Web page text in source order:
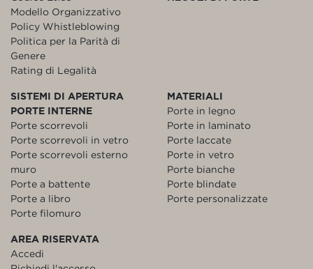
Modello Organizzativo
Policy Whistleblowing
Politica per la Parità di
Genere
Rating di Legalità
SISTEMI DI APERTURA
PORTE INTERNE
Porte scorrevoli
Porte scorrevoli in vetro
Porte scorrevoli esterno
muro
Porte a battente
Porte a libro
Porte filomuro
MATERIALI
Porte in legno
Porte in laminato
Porte laccate
Porte in vetro
Porte bianche
Porte blindate
Porte personalizzate
AREA RISERVATA
Accedi